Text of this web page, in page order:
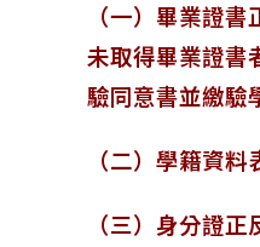
（一）畢業證
未取得畢業證書
驗同意書並繳驗
（二）學籍資料
（三）身分證